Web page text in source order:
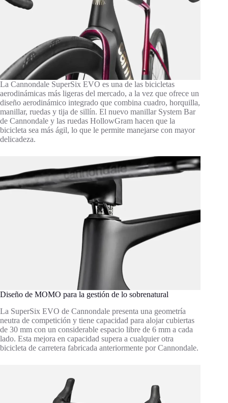
La Cannondale SuperSix EVO es una de las bicicletas
aerodinámicas más ligeras del mercado, a la vez que ofrece un
diseño aerodinámico integrado que combina cuadro, horquilla,
manillar, ruedas y tija de sillín. El nuevo manillar System Bar
de Cannondale y las ruedas HollowGram hacen que la
bicicleta sea más ágil, lo que le permite manejarse con mayor
delicadeza.
Diseño de MOMO para la gestión de lo sobrenatural
La SuperSix EVO de Cannondale presenta una geometría
neutra de competición y tiene capacidad para alojar cubiertas
de 30 mm con un considerable espacio libre de 6 mm a cada
lado. Esta mejora en capacidad supera a cualquier otra
bicicleta de carretera fabricada anteriormente por Cannondale.